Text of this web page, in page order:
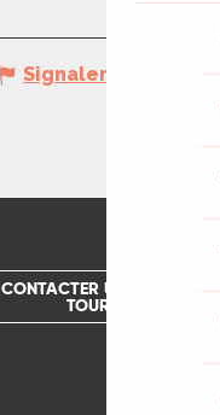
Signaler une erreur
CONTACTER UN OFFICE DE
TOURISME